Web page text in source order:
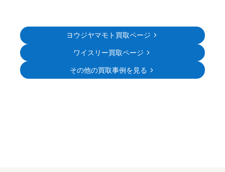
ヨウジヤマモト買取ページ
ワイスリー買取ページ
その他の買取事例を見る